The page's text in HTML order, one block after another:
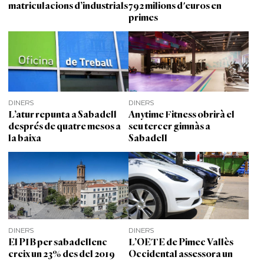
matriculacions d’industrials792 milions d'euros en
primes
DINERS
L’atur repunta a Sabadell
després de quatre mesos a
la baixa
DINERS
Anytime Fitness obrirà el
seu tercer gimnàs a
Sabadell
DINERS
El PIB per sabadellenc
creix un 23% des del 2019
DINERS
L’OETE de Pimec Vallès
Occidental assessora un